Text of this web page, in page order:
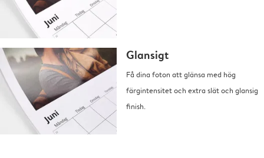
Glansigt
Få dina foton att glänsa med hög
färgintensitet och extra slät och glansig
finish.